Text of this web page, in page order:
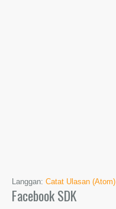
Langgan: Catat Ulasan (Atom)
Facebook SDK